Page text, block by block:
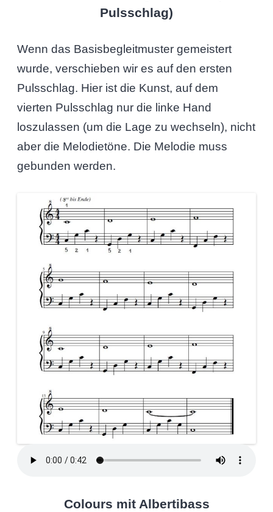
Pulsschlag)
Wenn das Basisbegleitmuster gemeistert
wurde, verschieben wir es auf den ersten
Pulsschlag. Hier ist die Kunst, auf dem
vierten Pulsschlag nur die linke Hand
loszulassen (um die Lage zu wechseln), nicht
aber die Melodietöne. Die Melodie muss
gebunden werden.
Colours mit Albertibass